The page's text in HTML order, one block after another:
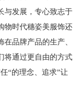
与发展，专心致志于
物时代穗姿美服饰还
品牌产品的生产、
将通过更自由的方式
“的理念、追求”让